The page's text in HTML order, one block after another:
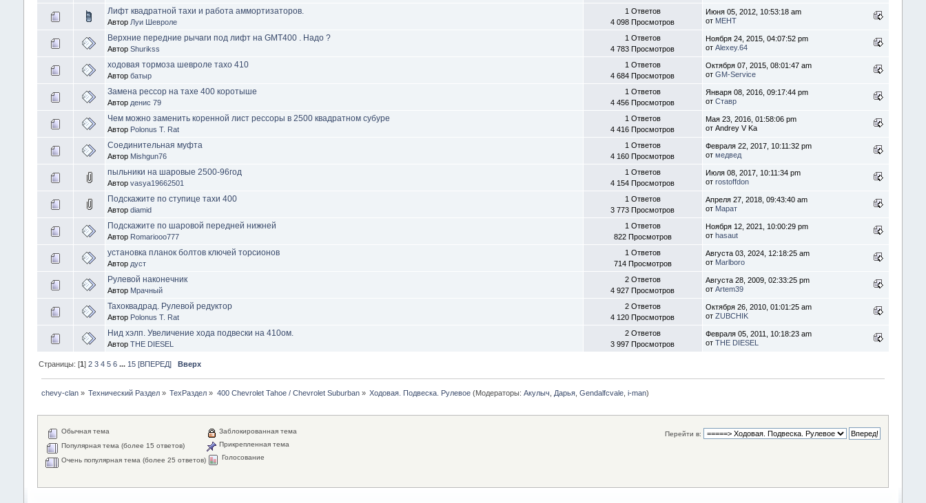
Лифт квадратной тахи и работа аммортизаторов.
Автор Луи Шевроле
1 Ответов
4 098 Просмотров
Июня 05, 2012, 10:53:18 am
от МЕНТ
Верхние передние рычаги под лифт на GMT400 . Надо ?
Автор Shurikss
1 Ответов
4 783 Просмотров
Ноября 24, 2015, 04:07:52 pm
от Alexey.64
ходовая тормоза шевроле тахо 410
Автор батыр
1 Ответов
4 684 Просмотров
Октября 07, 2015, 08:01:47 am
от GM-Service
Замена рессор на тахе 400 коротыше
Автор денис 79
1 Ответов
4 456 Просмотров
Января 08, 2016, 09:17:44 pm
от Ставр
Чем можно заменить коренной лист рессоры в 2500 квадратном субуре
Автор Polonus T. Rat
1 Ответов
4 416 Просмотров
Мая 23, 2016, 01:58:06 pm
от Andrey V Ka
Соединительная муфта
Автор Mishgun76
1 Ответов
4 160 Просмотров
Февраля 22, 2017, 10:11:32 pm
от медвед
пыльники на шаровые 2500-96год
Автор vasya19662501
1 Ответов
4 154 Просмотров
Июля 08, 2017, 10:11:34 pm
от rostoffdon
Подскажите по ступице тахи 400
Автор diamid
1 Ответов
3 773 Просмотров
Апреля 27, 2018, 09:43:40 am
от Марат
Подскажите по шаровой передней нижней
Автор Romariooo777
1 Ответов
822 Просмотров
Ноября 12, 2021, 10:00:29 pm
от hasaut
установка планок болтов ключей торсионов
Автор дуст
1 Ответов
714 Просмотров
Августа 03, 2024, 12:18:25 am
от Marlboro
Рулевой наконечник
Автор Мрачный
2 Ответов
4 927 Просмотров
Августа 28, 2009, 02:33:25 pm
от Artem39
Тахоквадрад. Рулевой редуктор
Автор Polonus T. Rat
2 Ответов
4 120 Просмотров
Октября 26, 2010, 01:01:25 am
от ZUBCHIK
Нид хэлп. Увеличение хода подвески на 410ом.
Автор THE DIESEL
2 Ответов
3 997 Просмотров
Февраля 05, 2011, 10:18:23 am
от THE DIESEL
Страницы: [1] 2 3 4 5 6 ... 15 [ВПЕРЕД] Вверх
chevy-clan» Технический Раздел » ТехРаздел » 400 Chevrolet Tahoe / Chevrolet Suburban» Ходовая. Подвеска. Рулевое (Модераторы:Акулыч Дарья ,Gendalfcvale ,i-man)
Перейти в:
Обычная тема
Популярная тема (более 15 ответов)
Очень популярная тема (более 25 ответов)
Заблокированная тема
Прикрепленная тема
Голосование